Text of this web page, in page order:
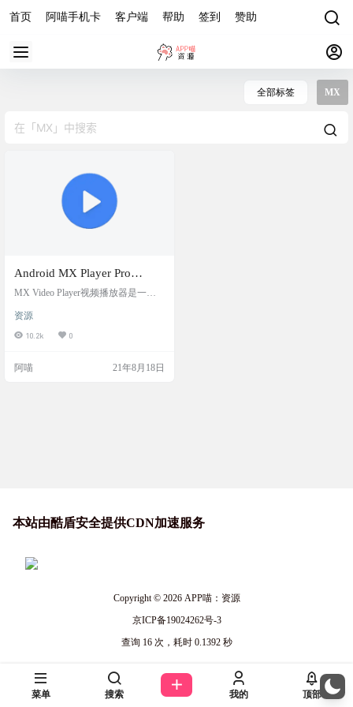
首页 阿喵手机卡 客户端 帮助 签到 赞助
全部标签 MX
Android MX Player Pro
[Final] [Patched] [AC3/DTS]
MX Video Player视频播放器是一款
资源
10.2k 0
阿喵 21年8月18日
本站由酷盾安全提供CDN加速服务
Copyright © 2026APP喵：资源
京ICP备19024262号-3
查询 16 次，耗时 0.1392 秒
菜单 搜索 我的 顶部